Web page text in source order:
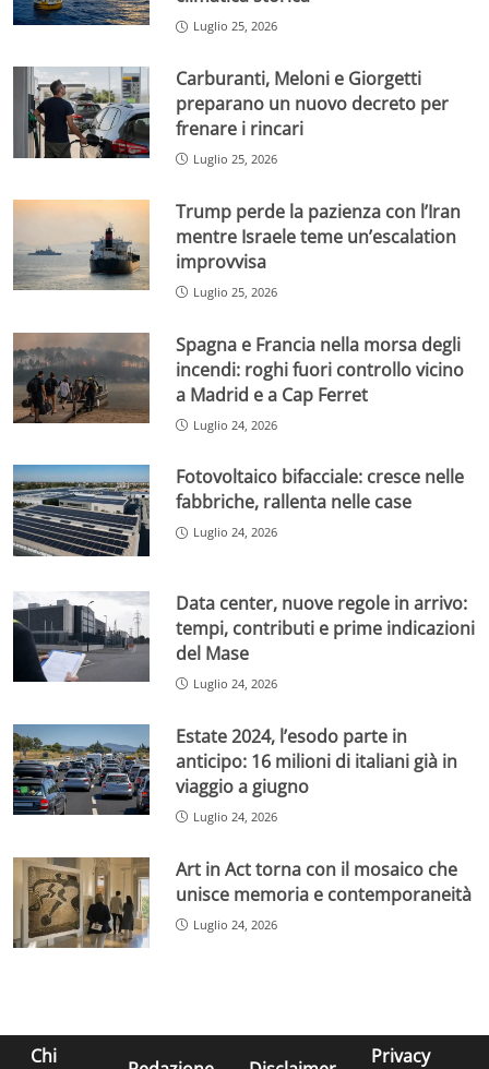
Luglio 25, 2026
Carburanti, Meloni e Giorgetti
preparano un nuovo decreto per
frenare i rincari
Luglio 25, 2026
Trump perde la pazienza con l’Iran
mentre Israele teme un’escalation
improvvisa
Luglio 25, 2026
Spagna e Francia nella morsa degli
incendi: roghi fuori controllo vicino
a Madrid e a Cap Ferret
Luglio 24, 2026
Fotovoltaico bifacciale: cresce nelle
fabbriche, rallenta nelle case
Luglio 24, 2026
Data center, nuove regole in arrivo:
tempi, contributi e prime indicazioni
del Mase
Luglio 24, 2026
Estate 2024, l’esodo parte in
anticipo: 16 milioni di italiani già in
viaggio a giugno
Luglio 24, 2026
Art in Act torna con il mosaico che
unisce memoria e contemporaneità
Luglio 24, 2026
Chi Privacy